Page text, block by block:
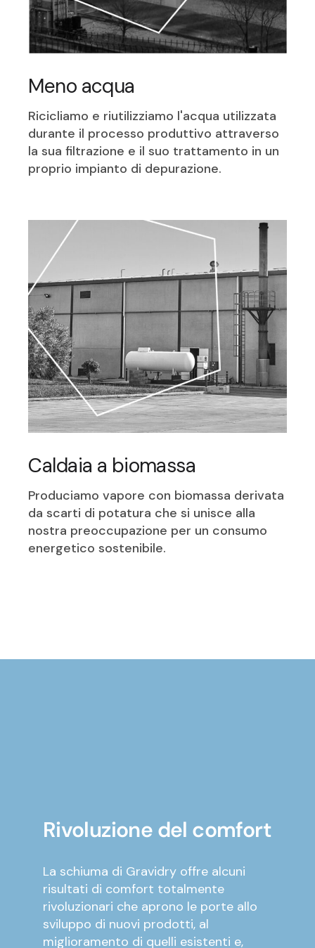
Meno acqua
Ricicliamo e riutilizziamo l'acqua utilizzata
durante il processo produttivo attraverso
la sua filtrazione e il suo trattamento in un
proprio impianto di depurazione.
Caldaia a biomassa
Produciamo vapore con biomassa derivata
da scarti di potatura che si unisce alla
nostra preoccupazione per un consumo
energetico sostenibile.
Rivoluzione del comfort
La schiuma di Gravidry offre alcuni
risultati di comfort totalmente
rivoluzionari che aprono le porte allo
sviluppo di nuovi prodotti, al
miglioramento di quelli esistenti e,